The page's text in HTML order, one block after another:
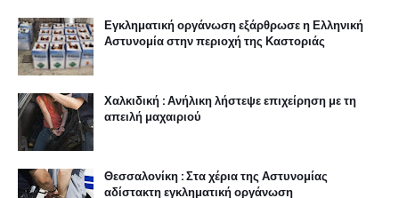
Εγκληματική οργάνωση εξάρθρωσε η Ελληνική
Αστυνομία στην περιοχή της Καστοριάς
Χαλκιδική : Ανήλικη λήστεψε επιχείρηση με τη
απειλή μαχαιριού
Θεσσαλονίκη : Στα χέρια της Αστυνομίας
αδίστακτη εγκληματική οργάνωση